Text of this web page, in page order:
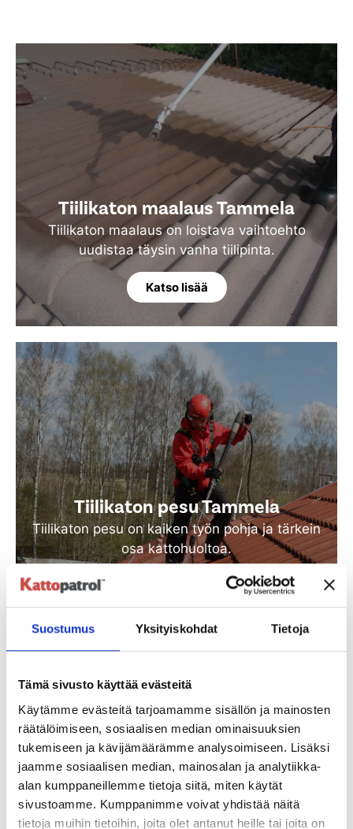
Suostumus Yksityiskohdat Tietoja
Tämä sivusto käyttää evästeitä
Käytämme evästeitä tarjoamamme sisällön ja mainosten
räätälöimiseen, sosiaalisen median ominaisuuksien
tukemiseen ja kävijämäärämme analysoimiseen. Lisäksi
jaamme sosiaalisen median, mainosalan ja analytiikka-
alan kumppaneillemme tietoja siitä, miten käytät
sivustoamme. Kumppanimme voivat yhdistää näitä
tietoja muihin tietoihin, joita olet antanut heille tai joita on
Tiilikaton maalaus Tammela
Tiilikaton maalaus on loistava vaihtoehto
uudistaa täysin vanha tiilipinta.
Katso lisää
Tiilikaton pesu Tammela
Tiilikaton pesu on kaiken työn pohja ja tärkein
osa kattohuoltoa.
Tiilikaton suoja-ainekäsittely
Tammela